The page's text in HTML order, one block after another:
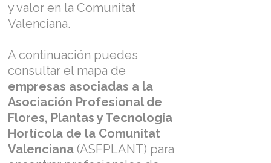
y valor en la Comunitat
Valenciana.
A continuación puedes
consultar el mapa de
empresas asociadas a la
Asociación Profesional de
Flores, Plantas y Tecnología
Hortícola de la Comunitat
Valenciana (ASFPLANT) para